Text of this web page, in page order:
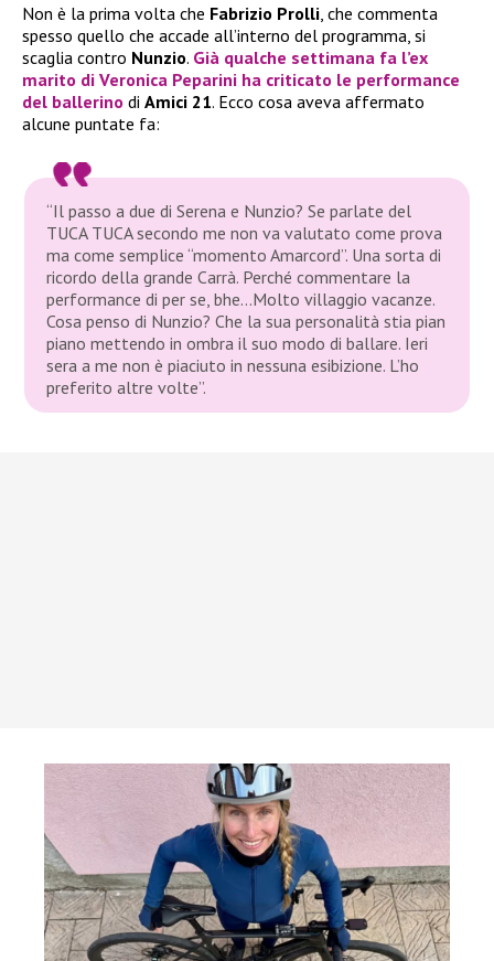
Non è la prima volta che Fabrizio Prolli , che commenta
spesso quello che accade all’interno del programma, si
scaglia contro Nunzio. Già qualche settimana fa l’ex
marito di Veronica Peparini ha criticato le performance
del ballerino di Amici 21. Ecco cosa aveva affermato
alcune puntate fa:
“Il passo a due di Serena e Nunzio? Se parlate del
TUCA TUCA secondo me non va valutato come prova
ma come semplice “momento Amarcord”. Una sorta di
ricordo della grande Carrà. Perché commentare la
performance di per se, bhe…Molto villaggio vacanze.
Cosa penso di Nunzio? Che la sua personalità stia pian
piano mettendo in ombra il suo modo di ballare. Ieri
sera a me non è piaciuto in nessuna esibizione. L’ho
preferito altre volte”.